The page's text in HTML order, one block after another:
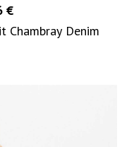
€
Chambray Denim